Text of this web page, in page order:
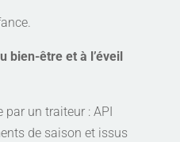
bien-être et à l’éveil
un traiteur : API
de saison et issus